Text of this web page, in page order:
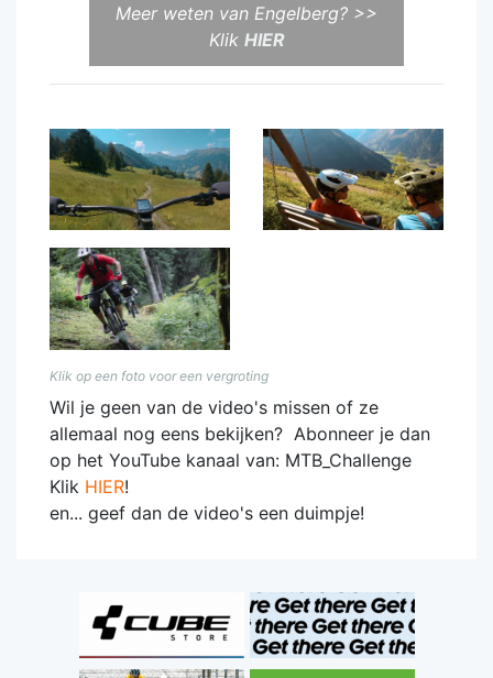
Meer weten van Engelberg? >>
Klik HIER
Klik op een foto voor een vergroting
Wil je geen van de video's missen of ze
allemaal nog eens bekijken? Abonneer je dan
op het YouTube kanaal van: MTB_Challenge
Klik HIER!
en... geef dan de video's een duimpje!